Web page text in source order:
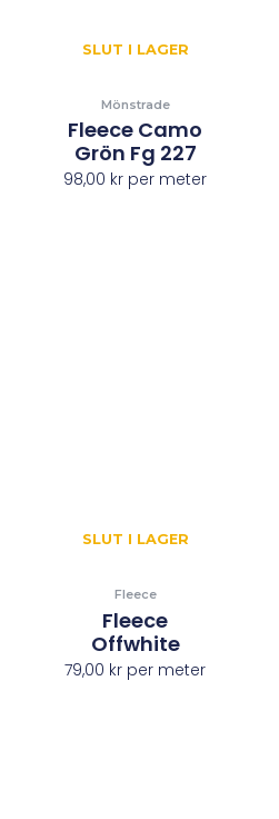
SLUT I LAGER
Mönstrade
Fleece Camo
Grön Fg 227
98,00 kr per meter
SLUT I LAGER
Fleece
Fleece
Offwhite
79,00 kr per meter